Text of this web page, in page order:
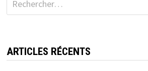
ARTICLES RÉCENTS